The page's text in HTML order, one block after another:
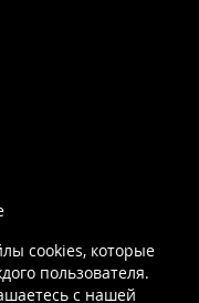
cookies, которые
пользователя.
c нашей